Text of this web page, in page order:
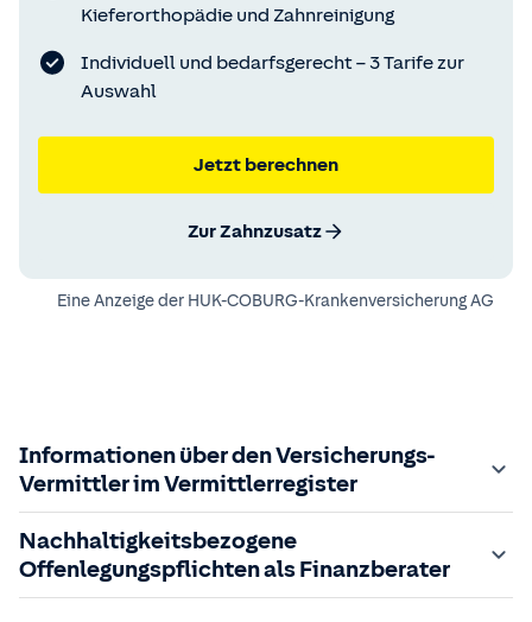
Kieferorthopädie und Zahnreinigung
Individuell und bedarfsgerecht – 3 Tarife zur
Auswahl
Jetzt berechnen
Zur Zahnzusatz
Eine Anzeige der HUK-COBURG-Krankenversicherung AG
Informationen über den Versicherungs-
Vermittler im Vermittlerregister
Zuständige Aufsichtsbehörde:
Der Vermittler ist gebundener Versicherungsvermittler
gem. §34d GewO, bei der zuständigen IHK gemeldet und
Nachhaltigkeitsbezogene
Offenlegungspflichten als Finanzberater